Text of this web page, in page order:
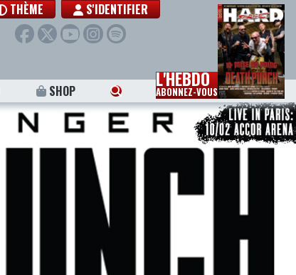
THÈME S'IDENTIFIER
SHOP L'HEBDO
ABONNEZ-VOUS